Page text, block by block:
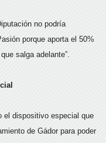
no podría
porque aporta el 50%
salga adelante”.
el dispositivo especial que
de Gádor para poder